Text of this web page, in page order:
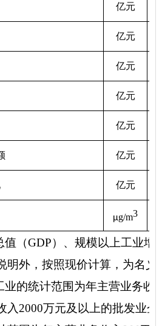
亿元
亿元
亿元
亿元
亿元
亿元
亿元
μg/m3
值（GDP）、规模以上工业
按照现价计算，为名义
统计范围为年主营业务收入
万元及以上的批发业企业